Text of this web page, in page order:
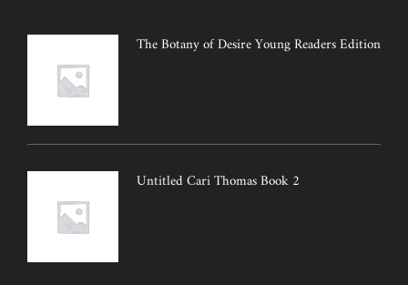
The Botany of Desire Young Readers Edition
Untitled Cari Thomas Book 2